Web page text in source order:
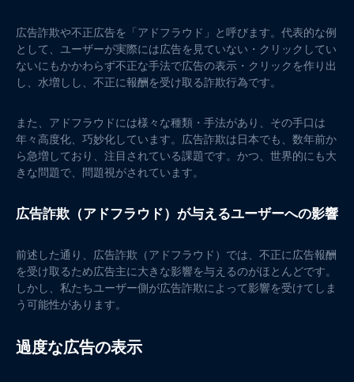
広告詐欺や不正広告を「アドフラウド」と呼びます。代表的な例
として、ユーザーが実際には広告を見ていない・クリックしてい
ないにもかかわらず不正な手法で広告の表示・クリックを作り出
し、水増しし、不正に報酬を受け取る詐欺行為です。
また、アドフラウドには様々な種類・手法があり、その手口は
年々高度化、巧妙化しています。広告詐欺は日本でも、数年前か
ら急増しており、注目されている課題です。かつ、世界的にも大
きな問題で、問題視がされています。
広告詐欺（アドフラウド）が与えるユーザーへの影響
前述した通り、広告詐欺（アドフラウド）では、不正に広告報酬
を受け取るため広告主に大きな影響を与えるのがほとんどです。
しかし、私たちユーザー側が広告詐欺によって影響を受けてしま
う可能性があります。
過度な広告の表示